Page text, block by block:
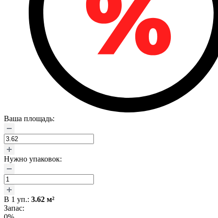
Ваша площадь:
Нужно упаковок:
В 1 уп.: 3.62 м²
Запас: